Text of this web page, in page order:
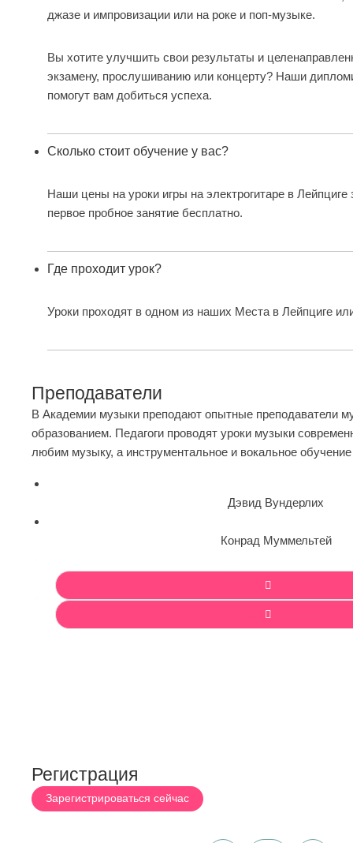
джазе и импровизации или на роке и поп-музыке.
Вы хотите улучшить свои результаты и
экзамену, прослушиванию или концерту? Наши
помогут вам добиться успеха.
Сколько стоит обучение у вас?
Наши цены на уроки игры на электрогитаре в Лейпциге
первое пробное занятие бесплатно.
Где проходит урок?
Уроки проходят в одном из наших Места в Лейпциге
Преподаватели
В Академии музыки преподают опытные преподаватели
образованием. Педагоги проводят уроки музыки
любим музыку, а инструментальное и вокальное
Дэвид Вундерлих
Конрад Муммельтей
Йоханнес Швагер
Лукас Райденбах
Регистрация
Зарегистрироваться сейчас